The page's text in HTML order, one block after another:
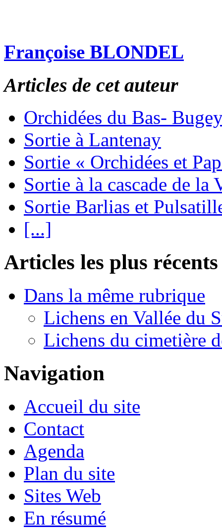
Françoise BLONDEL
Articles de cet auteur
Orchidées du Bas-
Sortie à Lantenay
Sortie « Orchidées et
Sortie à la cascade de la
Sortie Barlias et
[...]
Articles les plus récents
Dans la même rubrique
Lichens en Vallée du
Lichens du cimetière
Navigation
Accueil du site
Contact
Agenda
Plan du site
Sites Web
En résumé